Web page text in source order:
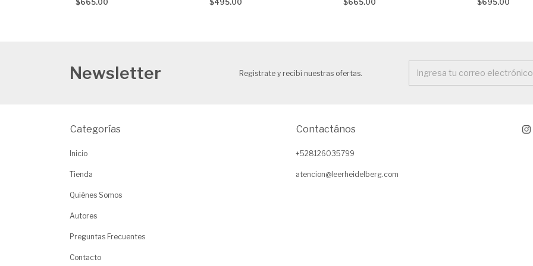
$665.00
$495.00
bolcheviques, AA. VV.
$665.00
$695.00
Newsletter Registrate y recibí nuestras ofertas.
Categorías
Inicio
Tienda
Quiénes Somos
Autores
Preguntas Frecuentes
Contacto
Contactános
+528126035799
atencion@leerheidelberg.com